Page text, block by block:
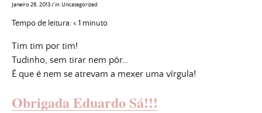
Janeiro 26, 2013/in: Uncategorized
Tempo de leitura:< 1 minuto
Tim tim por tim!
Tudinho, sem tirar nem pôr…
É que é nem se atrevam a mexer uma vírgula!
Obrigada Eduardo Sá!!!